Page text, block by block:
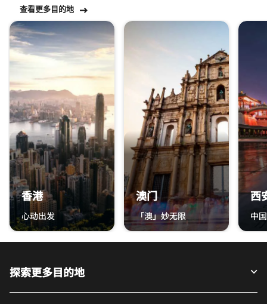
跳过 探索更多目的地 轮播 使用 15 张卡。
查看更多目的地
香港
心动出发
澳门
「澳」妙无限
西
中
探索更多目的地